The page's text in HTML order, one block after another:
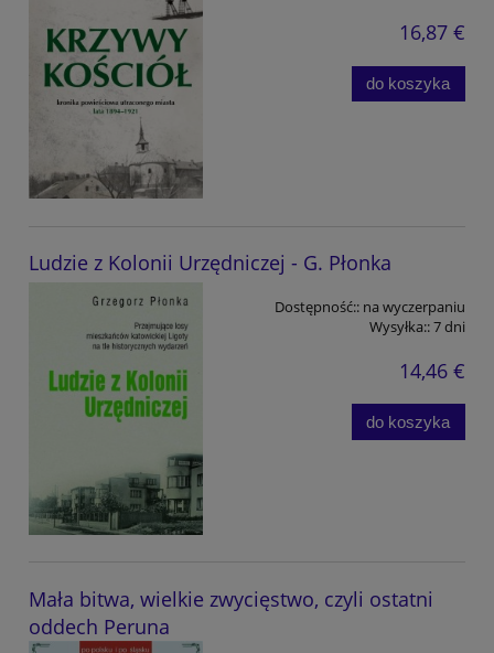
16,87 €
do koszyka
Ludzie z Kolonii Urzędniczej - G. Płonka
Dostępność:: na wyczerpaniu
Wysyłka::7 dni
14,46 €
do koszyka
Mała bitwa, wielkie zwycięstwo, czyli ostatni
oddech Peruna